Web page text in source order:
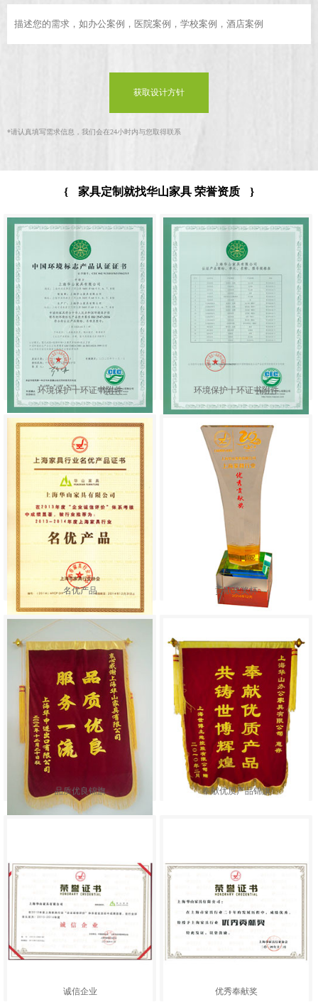
获取设计方针
*请认真填写需求信息，我们会在24小时内与您取得联系
{ 家具定制就找华山家具 荣誉资质 }
环境保护十环证书附件 环境保护十环证书附件
名优产品 贡献奖奖杯
品质优良锦旗 奉献优质产品锦旗
诚信企业 优秀奉献奖